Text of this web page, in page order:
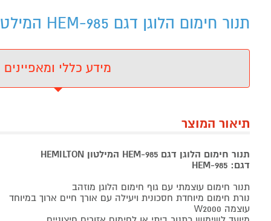
תנור חימום הלוגן דגם HEM-985 המילטון HEMILTON - מידע נוסף
מידע כללי ומאפיינים
תיאור המוצר
תנור חימום הלוגן דגם HEM-985 המילטון HEMILTON
דגם: HEM-985
תנור חימום עוצמתי עם גוף חימום הלוגן מוזהב
נורת חימום מיוחדת חסכונית ויעילה עם אורך חיים ארוך במיוחד
עוצמה W2000